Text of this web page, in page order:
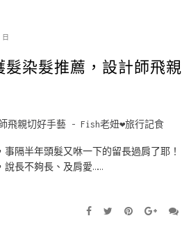
髮染髮推薦，設計師飛親
隔半年頭髮又咻一下的留長過肩了耶！
長不夠長、及肩愛……